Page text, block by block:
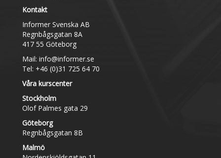
Kontakt
Informer Svenska AB
Regnbågsgatan 8A
417 55 Göteborg
Mail: info@informer.se
Tel: +46 (0)31 725 64 70
Våra kurscenter
Stockholm
Olof Palmes gata 29
Göteborg
Regnbågsgatan 8B
Malmö